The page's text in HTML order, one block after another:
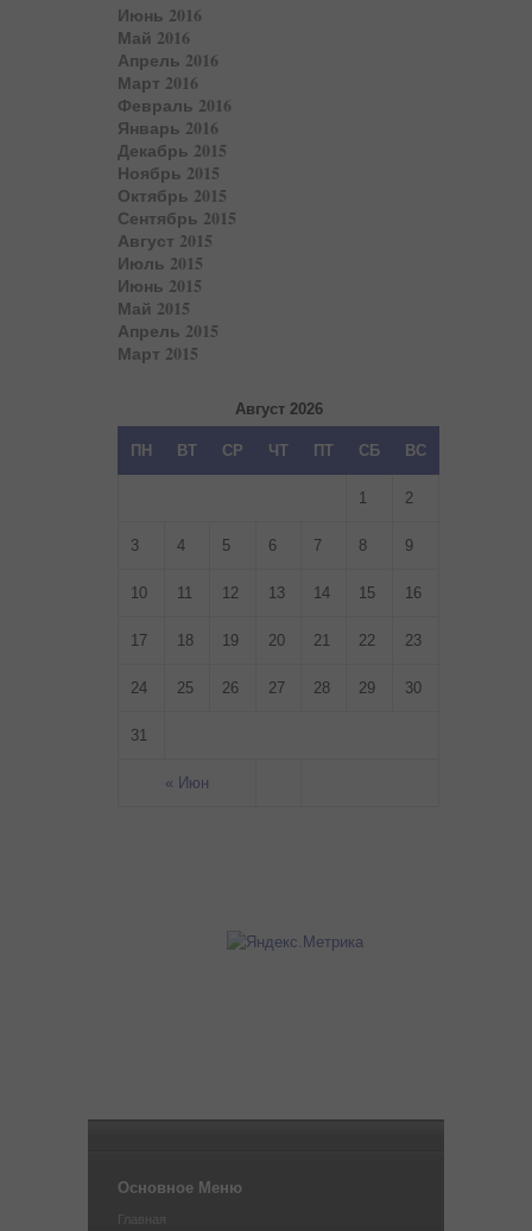
Июнь 2016
Май 2016
Апрель 2016
Март 2016
Февраль 2016
Январь 2016
Декабрь 2015
Ноябрь 2015
Октябрь 2015
Сентябрь 2015
Август 2015
Июль 2015
Июнь 2015
Май 2015
Апрель 2015
Март 2015
Август 2026
ПН ВТ СР ЧТ ПТ СБ ВС
« Июн
1 2
3 4 5 6 7 8 9
10 11 12 13 14 15 16
17 18 19 20 21 22 23
24 25 26 27 28 29 30
31
Основное Меню
Главная